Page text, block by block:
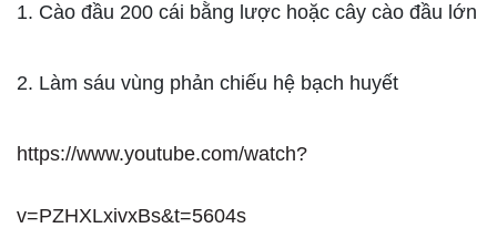
1. Cào đầu 200 cái bằng lược hoặc cây cào đầu lớn
2. Làm sáu vùng phản chiếu hệ bạch huyết
https://www.youtube.com/watch?
v=PZHXLxivxBs&t=5604s